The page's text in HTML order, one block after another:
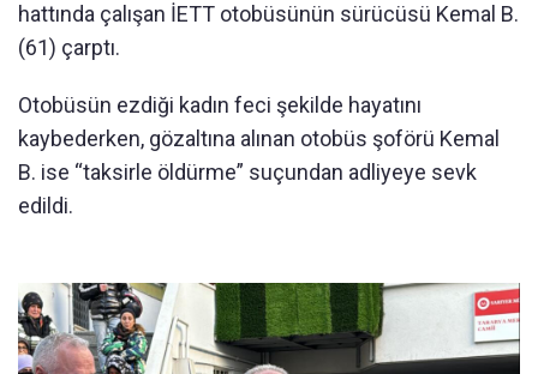
hattında çalışan İETT otobüsünün sürücüsü Kemal B.
(61) çarptı.
Otobüsün ezdiği kadın feci şekilde hayatını
kaybederken, gözaltına alınan otobüs şoförü Kemal
B. ise “taksirle öldürme” suçundan adliyeye sevk
edildi.